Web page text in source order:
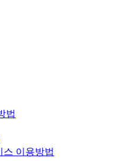
법
스 이용방법